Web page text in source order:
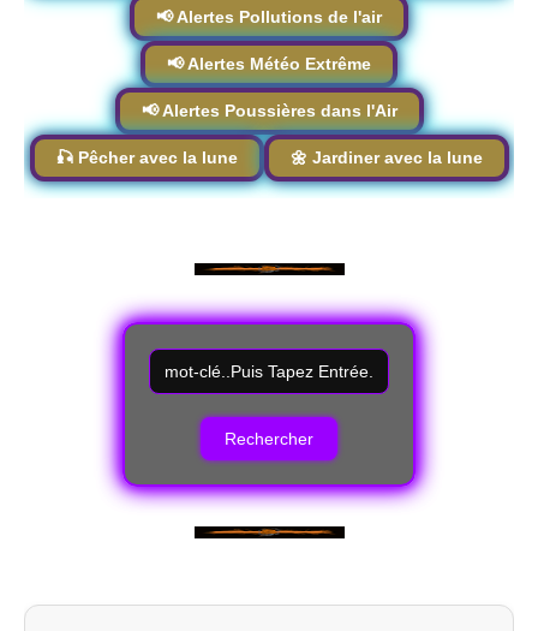
📢 Alertes Pollutions de l'air
📢 Alertes Météo Extrême
📢 Alertes Poussières dans l'Air
🎣 Pêcher avec la lune 🌼 Jardiner avec la lune